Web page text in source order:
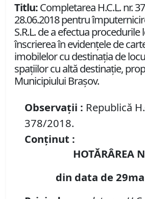
Titlu:Completarea H.C.L. nr.
28.06.2018 pentru
S.R.L. de a efectua
înscrierea în evidenţele de
imobilelor cu destinaţia de
spaţiilor cu altă destinaţie,
Municipiului Braşov.
Observații : Republică
378/2018.
Conținut :
HOTĂRÂREA
din data de